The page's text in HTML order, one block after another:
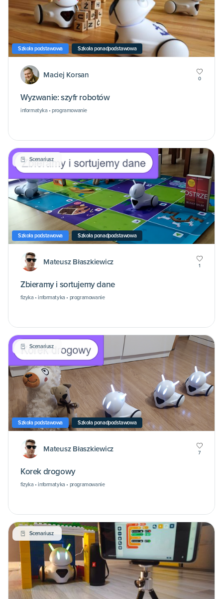
Szkoła podstawowa Szkoła ponadpodstawowa
Maciej Korsan 0
Wyzwanie: szyfr robotów
informatyka • programowanie
Scenariusz
Szkoła podstawowa Szkoła ponadpodstawowa
Mateusz Błaszkiewicz 1
Zbieramy i sortujemy dane
fizyka • informatyka • programowanie
Scenariusz
Szkoła podstawowa Szkoła ponadpodstawowa
Mateusz Błaszkiewicz 7
Korek drogowy
fizyka • informatyka • programowanie
Scenariusz